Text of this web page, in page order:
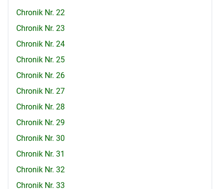
Chronik Nr. 22
Chronik Nr. 23
Chronik Nr. 24
Chronik Nr. 25
Chronik Nr. 26
Chronik Nr. 27
Chronik Nr. 28
Chronik Nr. 29
Chronik Nr. 30
Chronik Nr. 31
Chronik Nr. 32
Chronik Nr. 33